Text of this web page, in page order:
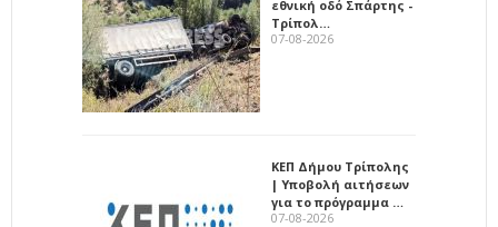
εθνική οδό Σπάρτης -
Τρίπολ…
07-08-2026
ΚΕΠ Δήμου Τρίπολης
| Υποβολή αιτήσεων
για το πρόγραμμα …
07-08-2026